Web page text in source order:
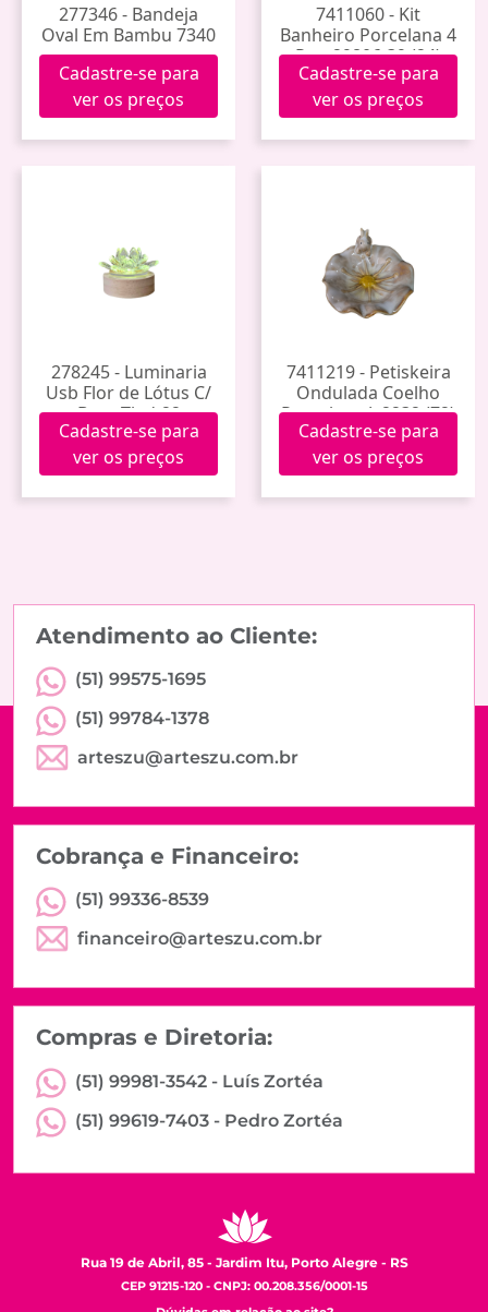
277346 - Bandeja
Oval Em Bambu 7340
Cadastre-se para
ver os preços
7411060 - Kit
Banheiro Porcelana 4
Pçs. 29806-39 (24)
Cadastre-se para
ver os preços
278245 - Luminaria
Usb Flor de Lótus C/
Base Tled-22
Cadastre-se para
ver os preços
7411219 - Petiskeira
Ondulada Coelho
Porcelana Jy2232 (72)
Cadastre-se para
ver os preços
Atendimento ao Cliente:
(51) 99575-1695
(51) 99784-1378
arteszu@arteszu.com.br
Cobrança e Financeiro:
(51) 99336-8539
financeiro@arteszu.com.br
Compras e Diretoria:
(51) 99981-3542 - Luís Zortéa
(51) 99619-7403 - Pedro Zortéa
Rua 19 de Abril, 85 - Jardim Itu, Porto Alegre - RS
CEP 91215-120 - CNPJ: 00.208.356/0001-15